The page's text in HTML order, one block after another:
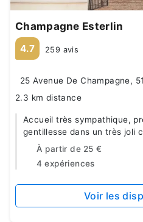
Champagne Esterlin
4.7 259 avis
25 Avenue De Champagne,
2.3 km distance
Accueil très sympathique,
gentillesse dans un très joli
À partir de 25 €
4 expériences
Voir les